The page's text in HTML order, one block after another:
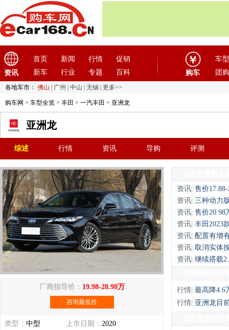
资讯
首页 新闻 行情
促销
新车
行业 专题 百科 购车
车型
团购
各地车市： 佛山 广州 中山 无锡 更多>>
购车网 > 车型全览 > 丰田 > 一汽丰田 > 亚洲龙
亚洲龙
综述 行情 资讯 导购 评测
厂商指导价： 19.98-28.98万
咨询最低价
类型： 中型 上市日期： 2020
· 资讯 售价
· 资讯 三种动力
· 资讯 售价20.98
· 资讯 丰田2023
· 资讯 配置有增
· 资讯 取消实体
· 资讯 继续搭载
·行情 最高降4.6
·行情 亚洲龙目